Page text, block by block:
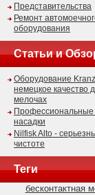
Представительства
Ремонт
оборудования
Статьи и
Оборудование
немецкое качество
мелочах
насадки
Nilfisk Alto -
чистоте
Теги
бесконтактная